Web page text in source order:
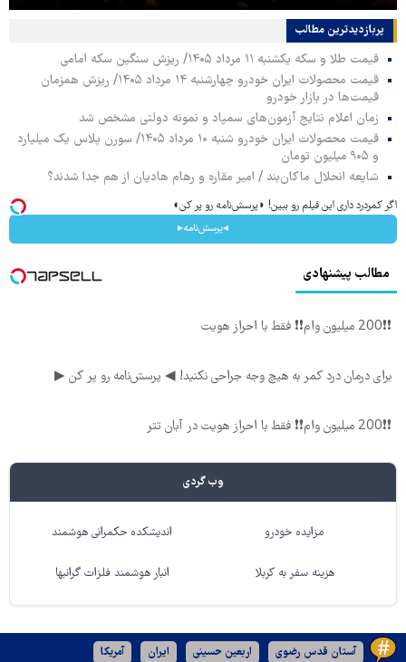
پربازدیدترین‌ مطالب
قیمت طلا و سکه یکشنبه ۱۱ مرداد ۱۴۰۵/ ریزش سنگین سکه امامی
قیمت محصولات ایران خودرو چهارشنبه ۱۴ مرداد ۱۴۰۵/ ریزش همزمان
قیمت‌ها در بازار خودرو
زمان اعلام نتایج آزمون‌های سمپاد و نمونه دولتی مشخص شد
قیمت محصولات ایران خودرو شنبه ۱۰ مرداد ۱۴۰۵/ سورن پلاس یک میلیارد
و ۹۰۵ میلیون تومان
شایعه انحلال ماکان‌بند / امیر مقاره و رهام هادیان از هم جدا شدند؟
اگر کمردرد داری این فیلم رو ببین! ◗پرسش‌نامه رو پر کن◖
◂پرسش‌نامه▸
مطالب پیشنهادی
❗❗200 میلیون وام❗❗ فقط با احراز هویت
برای درمان درد کمر به هیچ وجه جراحی نکنید! ◀ پرسش‌نامه رو پر کن ▶
❗❗200 میلیون وام❗❗ فقط با احراز هویت در آبان تتر
وب گردی
مزایده خودرو اندیشکده حکمرانی هوشمند
هزینه سفر به کربلا انبار هوشمند فلزات گرانبها
آستان قدس رضوی اربعین حسینی ایران آمریکا